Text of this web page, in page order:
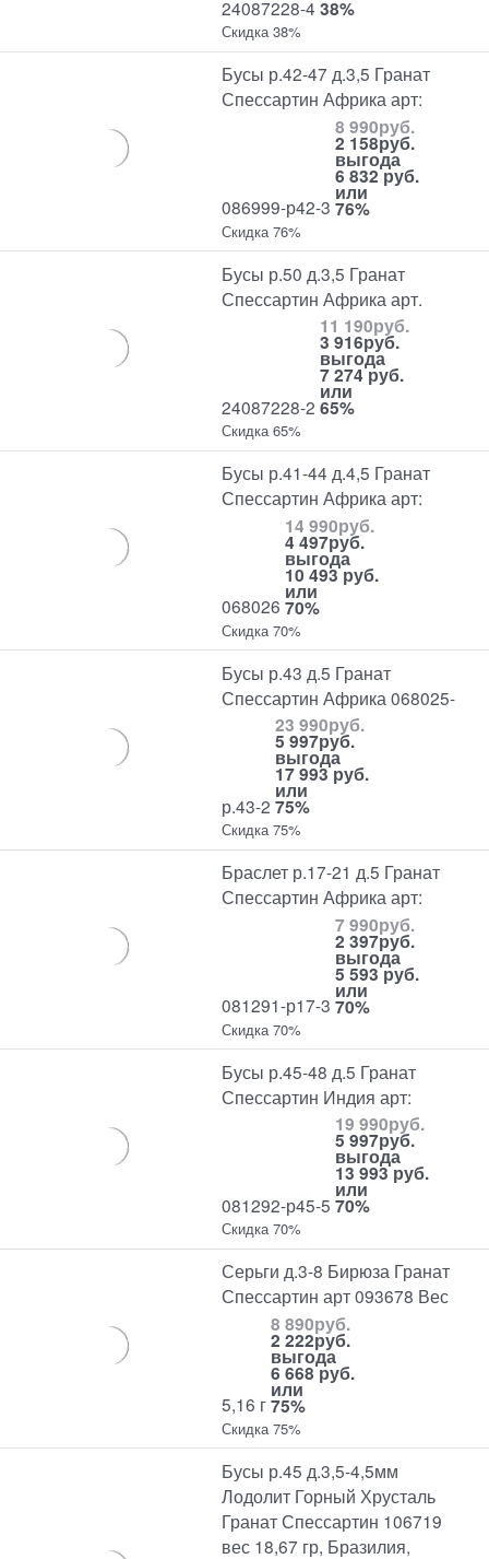
24087228-438%
Скидка 38%
Бусы р.42-47 д.3,5 Гранат
Спессартин Африка арт:
086999-р42-3
8 990руб.
2 158руб.
выгода
6 832 руб.
или
76%
Скидка 76%
Бусы р.50 д.3,5 Гранат
Спессартин Африка арт.
24087228-2
11 190руб.
3 916руб.
выгода
7 274 руб.
или
65%
Скидка 65%
Бусы р.41-44 д.4,5 Гранат
Спессартин Африка арт:
068026
14 990руб.
4 497руб.
выгода
10 493 руб.
или
70%
Скидка 70%
Бусы р.43 д.5 Гранат
Спессартин Африка 068025-
р.43-2
23 990руб.
5 997руб.
выгода
17 993 руб.
или
75%
Скидка 75%
Браслет р.17-21 д.5 Гранат
Спессартин Африка арт:
081291-р17-3
7 990руб.
2 397руб.
выгода
5 593 руб.
или
70%
Скидка 70%
Бусы р.45-48 д.5 Гранат
Спессартин Индия арт:
081292-р45-5
19 990руб.
5 997руб.
выгода
13 993 руб.
или
70%
Скидка 70%
Серьги д.3-8 Бирюза Гранат
Спессартин арт 093678 Вес
5,16 г
8 890руб.
2 222руб.
выгода
6 668 руб.
или
75%
Скидка 75%
Бусы р.45 д.3,5-4,5мм
Лодолит Горный Хрусталь
Гранат Спессартин 106719
вес 18,67 гр, Бразилия,